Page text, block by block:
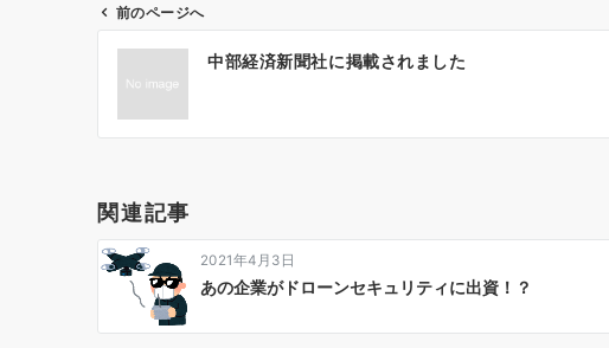
投
ナ
ゲ
ー
ョ
前のページへ
中部経済新聞社に掲載されました
関連記事
2021年4月3日
あの企業がドローンセキュリティに出資！？